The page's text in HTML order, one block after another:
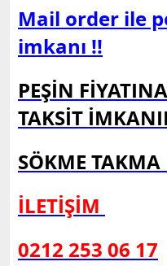
Mail order ile
imkanı !!
PEŞİN
TAKSİT
SÖKME
İLETİŞİM
0212 253 06 17